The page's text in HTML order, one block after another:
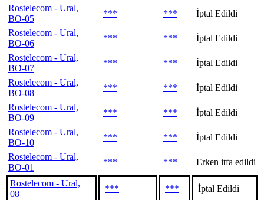
Rostelecom - Ural,
BO-05
*** ***
İptal Edildi
Rostelecom - Ural,
BO-06
*** ***
İptal Edildi
Rostelecom - Ural,
BO-07
*** ***
İptal Edildi
Rostelecom - Ural,
BO-08
*** ***
İptal Edildi
Rostelecom - Ural,
BO-09
*** ***
İptal Edildi
Rostelecom - Ural,
BO-10
*** ***
İptal Edildi
Rostelecom - Ural,
BO-01
*** *** Erken itfa edildi
Rostelecom - Ural,
08
*** *** İptal Edildi